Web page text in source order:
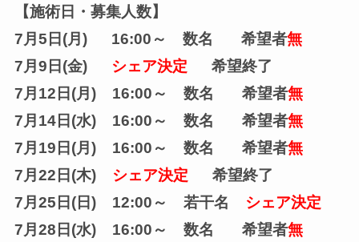
【施術日・募集人数】
7月5日(月) 16:00～ 数名 希望者無
7月9日(金) シェア決定 希望終了
7月12日(月) 16:00～ 数名 希望者無
7月14日(水) 16:00～ 数名 希望者無
7月19日(月) 16:00～ 数名 希望者無
7月22日(木) シェア決定 希望終了
7月25日(日) 12:00～ 若干名 シェア決定
7月28日(水) 16:00～ 数名 希望者無